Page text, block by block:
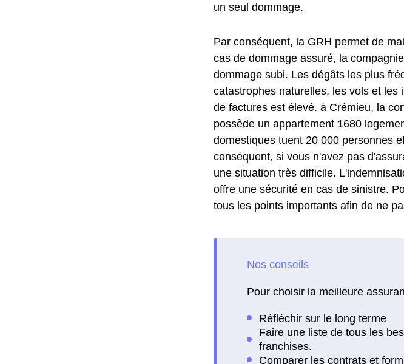
un seul dommage.
Par conséquent, la GRH permet de
cas de dommage assuré, la
dommage subi. Les dégâts les plus
catastrophes naturelles, les vols et
de factures est élevé. à Crémieu, la
possède un appartement 1680
domestiques tuent 20 000 personnes
conséquent, si vous n'avez pas
une situation très difficile.
offre une sécurité en cas de sinistre.
tous les points importants afin de ne
Pour choisir la meilleure